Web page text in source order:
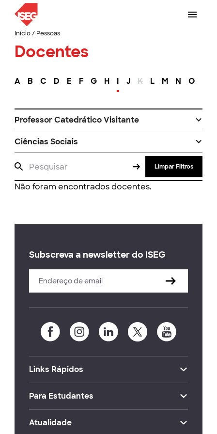
Início/ Pessoas
Docentes
A B C D E F G H I J K L M N O
Professor Catedrático Visitante
Ciências Sociais
Limpar Filtros
Não foram encontrados docentes.
Subscreva a newsletter do ISEG
Links Rápidos
Para Estudantes
Atualidade